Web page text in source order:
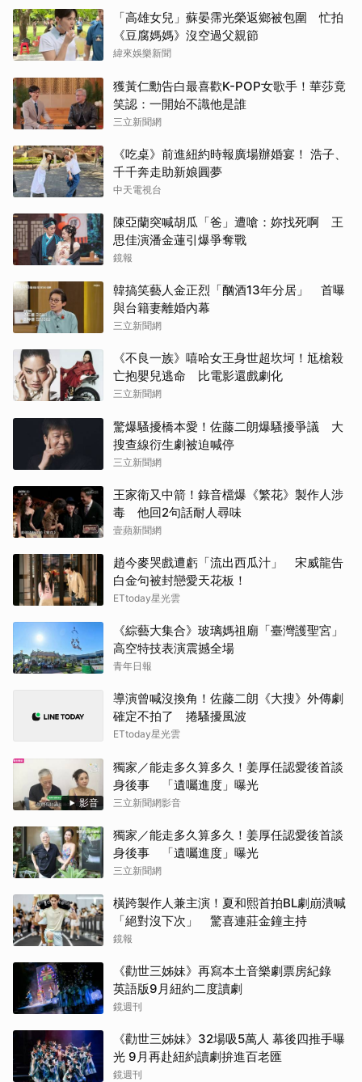
朴海
迪
申惠
IU《
許楠
金宣
「高雄女兒」蘇晏霈光榮返鄉被包圍 忙拍
《豆腐媽媽》沒空過父親節
緯來娛樂新聞
獲黃仁勳告白最喜歡K-POP女歌手！華莎竟
笑認：一開始不識他是誰
三立新聞網
《吃桌》前進紐約時報廣場辦婚宴！ 浩子、
千千奔走助新娘圓夢
中天電視台
陳亞蘭突喊胡瓜「爸」遭嗆：妳找死啊 王
思佳演潘金蓮引爆爭奪戰
鏡報
韓搞笑藝人金正烈「酗酒13年分居」 首曝
與台籍妻離婚內幕
三立新聞網
《不良一族》嘻哈女王身世超坎坷！尪槍殺
亡抱嬰兒逃命 比電影還戲劇化
三立新聞網
驚爆騷擾橋本愛！佐藤二朗爆騷擾爭議 大
搜查線衍生劇被迫喊停
三立新聞網
王家衛又中箭！錄音檔爆《繁花》製作人涉
毒 他回2句話耐人尋味
壹蘋新聞網
趙今麥哭戲遭虧「流出西瓜汁」 宋威龍告
白金句被封戀愛天花板！
ETtoday星光雲
《綜藝大集合》玻璃媽祖廟「臺灣護聖宮」
高空特技表演震撼全場
青年日報
導演曾喊沒換角！佐藤二朗《大搜》外傳劇
確定不拍了 捲騷擾風波
ETtoday星光雲
影音
獨家／能走多久算多久！姜厚任認愛後首談
身後事 「遺囑進度」曝光
三立新聞網影音
獨家／能走多久算多久！姜厚任認愛後首談
身後事 「遺囑進度」曝光
三立新聞網
橫跨製作人兼主演！夏和熙首拍BL劇崩潰喊
「絕對沒下次」 驚喜連莊金鐘主持
鏡報
《勸世三姊妹》再寫本土音樂劇票房紀錄
英語版9月紐約二度讀劇
鏡週刊
《勸世三姊妹》32場吸5萬人 幕後四推手曝
光 9月再赴紐約讀劇拚進百老匯
鏡週刊